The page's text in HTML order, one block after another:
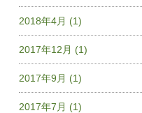
2018年4月 (1)
2017年12月 (1)
2017年9月 (1)
2017年7月 (1)